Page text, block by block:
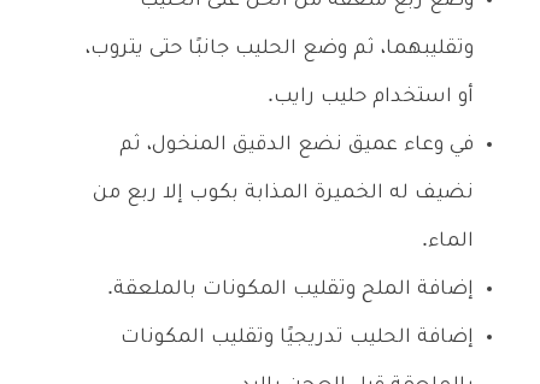
وتقليبهما، ثم وضع الحليب جانبًا حتى يتروب،
أو استخدام حليب رايب.
في وعاء عميق نضع الدقيق المنخول، ثم
نضيف له الخميرة المذابة بكوب إلا ربع من
الماء.
إضافة الملح وتقليب المكونات بالملعقة.
إضافة الحليب تدريجيًا وتقليب المكونات